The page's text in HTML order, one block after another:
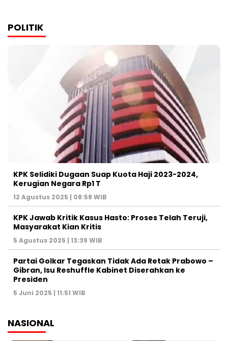
POLITIK
KPK Selidiki Dugaan Suap Kuota Haji 2023-2024,
Kerugian Negara Rp1 T
12 Agustus 2025 | 08:58 WIB
KPK Jawab Kritik Kasus Hasto: Proses Telah Teruji,
Masyarakat Kian Kritis
5 Agustus 2025 | 13:39 WIB
Partai Golkar Tegaskan Tidak Ada Retak Prabowo –
Gibran, Isu Reshuffle Kabinet Diserahkan ke
Presiden
5 Juni 2025 | 11:51 WIB
NASIONAL